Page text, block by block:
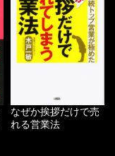
なぜか挨拶だけで売
れる営業法